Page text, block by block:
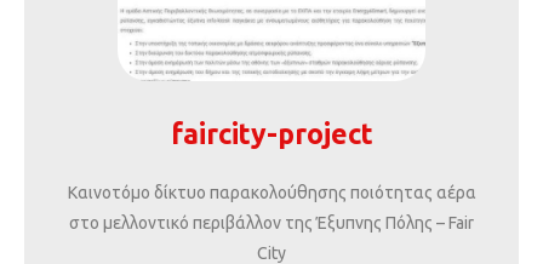
faircity-project
Καινοτόμο δίκτυο παρακολούθησης ποιότητας αέρα
στο μελλοντικό περιβάλλον της Έξυπνης Πόλης – Fair
City